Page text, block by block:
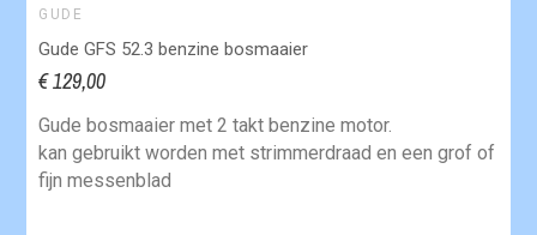
GUDE
Gude GFS 52.3 benzine bosmaaier
€ 129,00
Gude bosmaaier met 2 takt benzine motor.
kan gebruikt worden met strimmerdraad en een grof of
fijn messenblad